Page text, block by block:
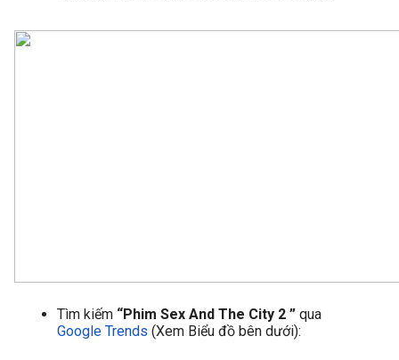
Tìm kiếm “Phim Sex And The City 2 ”
Google Trends (Xem Biểu đồ bên dưới):